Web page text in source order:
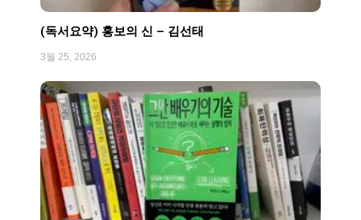
(독서요약) 홍보의 신 – 김선태
3월 25, 2026